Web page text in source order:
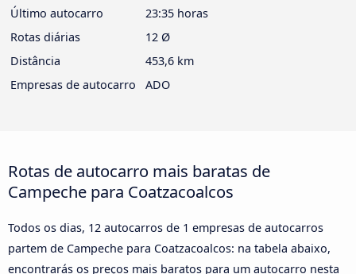
Último autocarro
23:35 horas
Rotas diárias
12 Ø
Distância
453,6 km
Empresas de autocarro
ADO
Rotas de autocarro mais baratas de
Campeche para Coatzacoalcos
Todos os dias, 12 autocarros de 1 empresas de autocarros
partem de Campeche para Coatzacoalcos: na tabela abaixo,
encontrarás os preços mais baratos para um autocarro nesta